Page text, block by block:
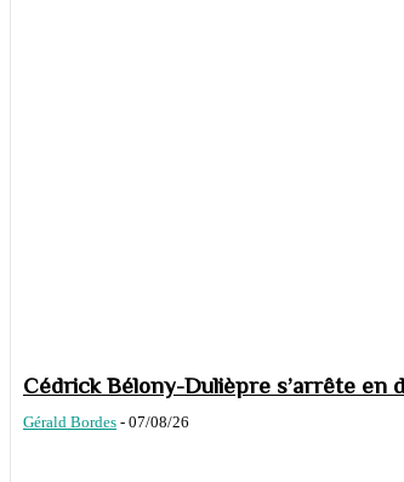
Cédrick Bélony-Dulièpre s’arrête en
Gérald Bordes - 07/08/26